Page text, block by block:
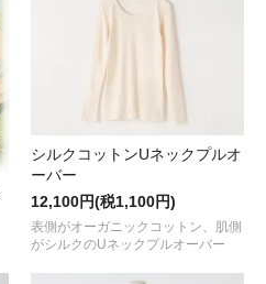
シルクコットンUネックプルオ
ーバー
12,100円(税1,100円)
表側がオーガニックコットン、肌側
がシルクのUネックプルオーバー